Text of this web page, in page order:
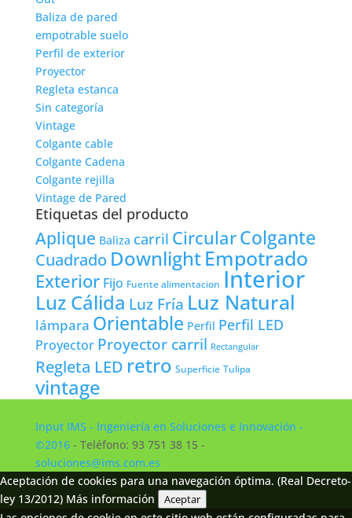
Baliza de pared
empotrable suelo
Perfil de exterior
Proyector
Regleta estanca
Sin categoría
Vintage
Colgante cable
Colgante Cadena
Colgante rejilla
Vintage de Pared
Etiquetas del producto
Aplique Baliza carril CircularColgante
Cuadrado DownlightEmpotrado
Exterior Fijo Fuente alimentacion Interior
Luz Cálida Luz Fría Luz Natural
lámpara Orientable Perfil Perfil LED
Proyector Proyector carril Rectangular
Regleta LED retro Superficie Tulipa
vintage
Input IMS - Ingeniería en Soluciones e Innovación -
©2016- Teléfono: 93 751 38 15 -
soluciones@ims.com.es
Aceptación de cookies para una navegación óptima. (Real Decreto-
ley 13/2012) Más información Aceptar